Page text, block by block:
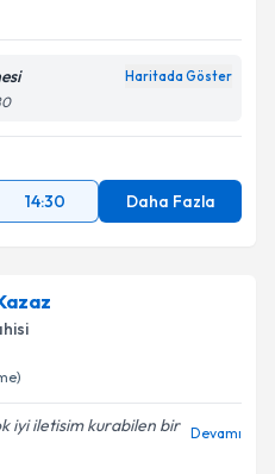
Gönder
Haritada Göster
14:30 Daha Fazla
iyi iletisim kurabilen bir Devamı